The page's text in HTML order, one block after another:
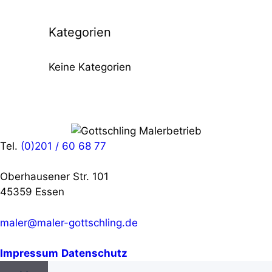
Kategorien
Keine Kategorien
Tel. (0)201 / 60 68 77
Oberhausener Str. 101
45359 Essen
maler@maler-gottschling.de
Impressum Datenschutz